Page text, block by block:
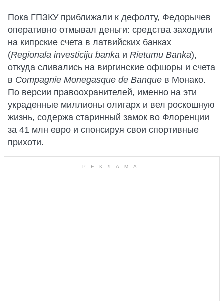
Пока ГПЗКУ приближали к дефолту, Федорычев
оперативно отмывал деньги: средства заходили
на кипрские счета в латвийских банках
(Regionala investiciju banka и Rietumu Banka),
откуда сливались на виргинские офшоры и счета
в Compagnie Monegasque de Banque в Монако.
По версии правоохранителей, именно на эти
украденные миллионы олигарх и вел роскошную
жизнь, содержа старинный замок во Флоренции
за 41 млн евро и спонсируя свои спортивные
прихоти.